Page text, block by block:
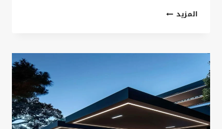
المزيدمظلات
ت:
متقن
على
يد